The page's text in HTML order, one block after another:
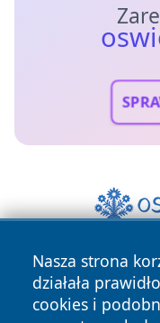
Nasza strona
działała
cookies i